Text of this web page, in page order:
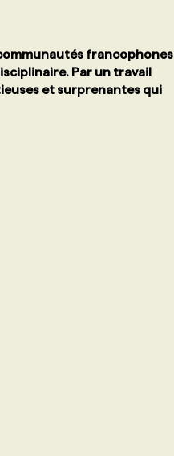
francophones
Par un travail
et surprenantes qui